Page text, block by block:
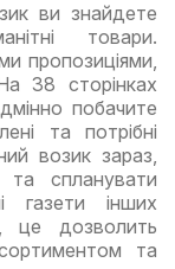
ви знайдете
товари.
пропозиціями,
38 сторінках
побачите
та потрібні
возик зараз,
спланувати
газети інших
це дозволить
та